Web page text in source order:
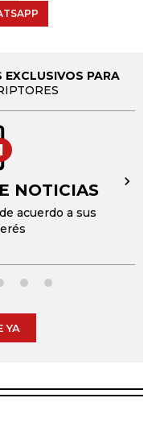
PARA
NOTICIAS
acuerdo a sus
→
YA